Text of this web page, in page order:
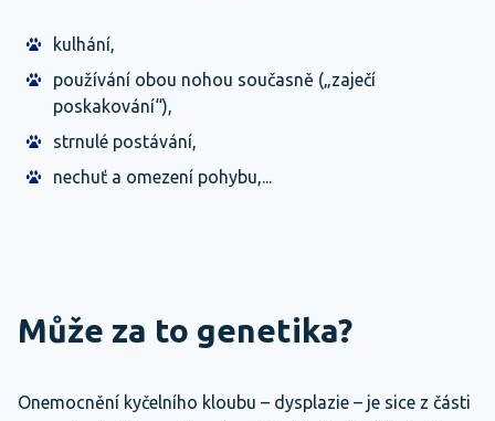
kulhání,
používání obou nohou současně („zaječí
poskakování“),
strnulé postávání,
nechuť a omezení pohybu,...
Může za to genetika?
Onemocnění kyčelního kloubu – dysplazie – je sice z části